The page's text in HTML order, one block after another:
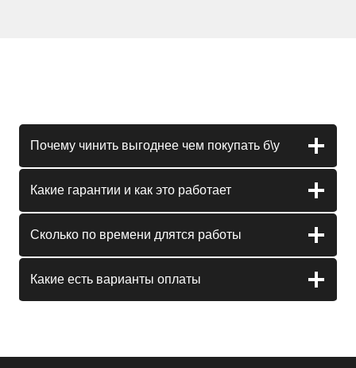
Почему чинить выгоднее чем покупать б\у
Какие гарантии и как это работает
Сколько по времени длятся работы
Какие есть варианты оплаты